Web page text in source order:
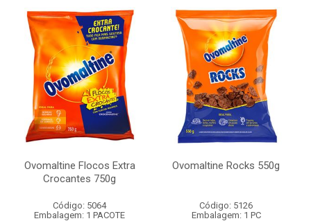
Ovomaltine Flocos Extra
Crocantes 750g
Código: 5064
Embalagem: 1 PACOTE
Ovomaltine Rocks 550g
Código: 5126
Embalagem: 1 PC